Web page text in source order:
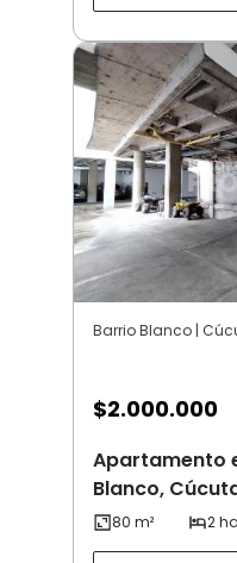
Barrio Blanco |
$2.000.000
Apartamento
Blanco,